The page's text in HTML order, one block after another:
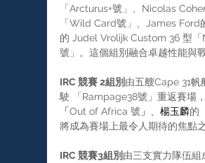
「Arcturus+號」、Nicolas
「Wild Card號」、James
的 Judel Vrolijk Custom 36 型
號」。這個組別融合卓越性能與
IRC 競賽 2組別 由五艘Cape 31
駛 「Rampage38號」重返賽場
「Out of Africa 號 」 、 楊玉麟的
將成為賽場上最令人期待的焦點之
IRC 競賽3組別 由三支實力隊伍